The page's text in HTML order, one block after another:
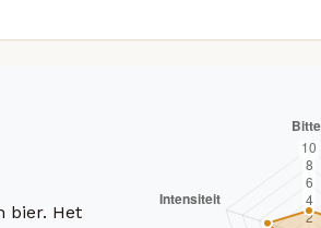
bier. Het